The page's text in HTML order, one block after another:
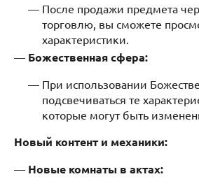
После продажи предмета
торговлю, вы сможете
характеристики.
Божественная сфера:
При использовании
подсвечиваться те
которые могут быть
Новый контент и механики:
Новые комнаты в актах: